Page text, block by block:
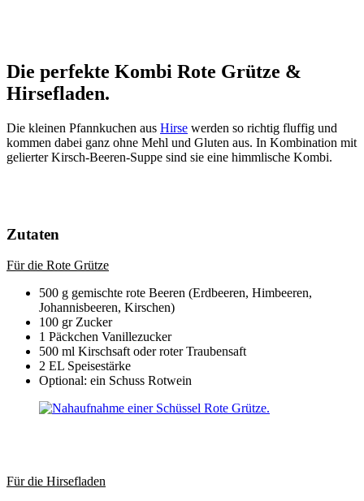
Die perfekte Kombi Rote Grütze &
Hirsefladen.
Die kleinen Pfannkuchen aus Hirse werden so richtig fluffig und
kommen dabei ganz ohne Mehl und Gluten aus. In Kombination mit
gelierter Kirsch-Beeren-Suppe sind sie eine himmlische Kombi.
Zutaten
Für die Rote Grütze
500 g gemischte rote Beeren (Erdbeeren, Himbeeren,
Johannisbeeren, Kirschen)
100 gr Zucker
1 Päckchen Vanillezucker
500 ml Kirschsaft oder roter Traubensaft
2 EL Speisestärke
Optional: ein Schuss Rotwein
Für die Hirsefladen